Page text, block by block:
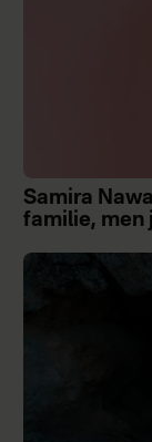
Samira
familie, men